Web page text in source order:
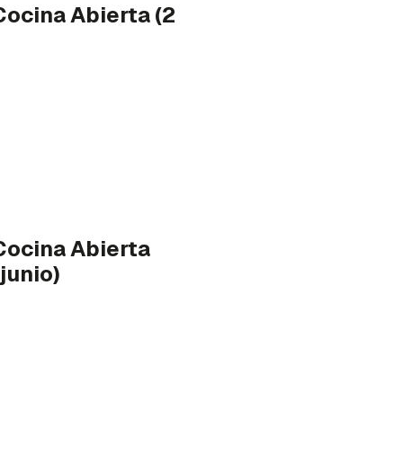
Abierta (2
Abierta